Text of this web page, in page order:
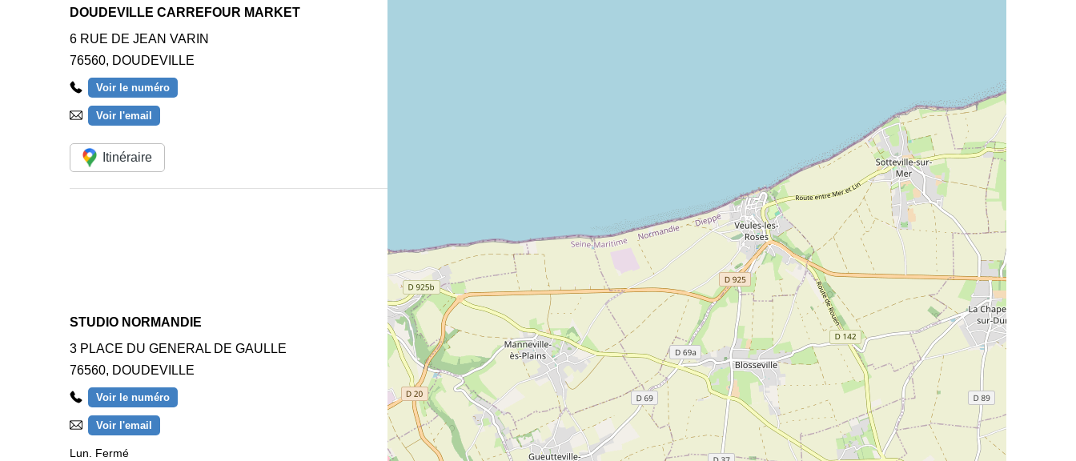
DOUDEVILLE CARREFOUR MARKET
6 RUE DE JEAN VARIN
76560, DOUDEVILLE
Voir le numéro
Voir l'email
Itinéraire
STUDIO NORMANDIE
3 PLACE DU GENERAL DE GAULLE
76560, DOUDEVILLE
Voir le numéro
Voir l'email
Lun. Fermé